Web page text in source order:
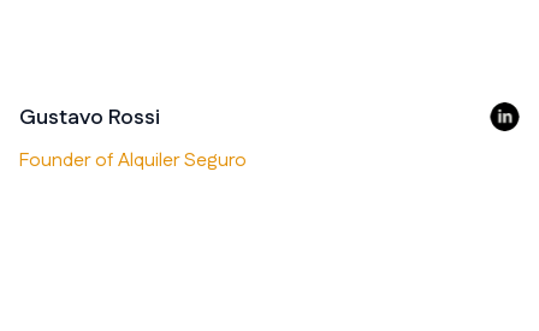
Gustavo Rossi
Founder of Alquiler Seguro